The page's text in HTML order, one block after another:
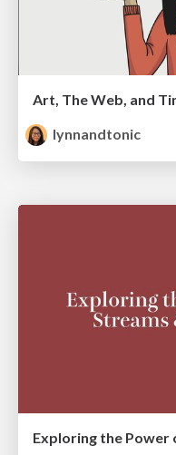
Art, The Web, and
lynnandtonic